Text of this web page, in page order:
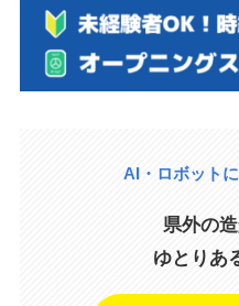
AI・ロボット
県外の
ゆとりあ